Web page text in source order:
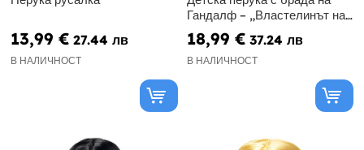
13,99 € 27.44 лв
В НАЛИЧНОСТ
Гандалф – „Властелинът на
пръстените“
18,99 € 37.24 лв
В НАЛИЧНОСТ